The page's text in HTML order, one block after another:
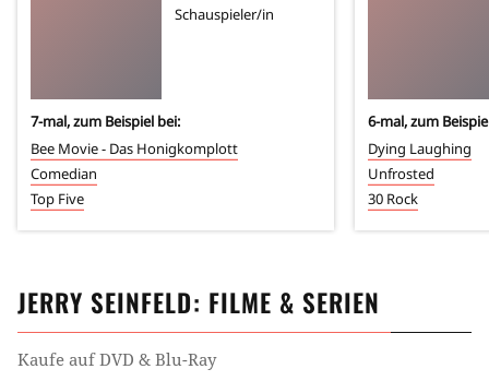
Schauspieler/in
7-mal, zum Beispiel bei:
Bee Movie - Das Honigkomplott
Comedian
Top Five
6-mal, zum
Dying Laughing
Unfrosted
30 Rock
JERRY SEINFELD: FILME & SERIEN
Kaufe auf DVD & Blu-Ray